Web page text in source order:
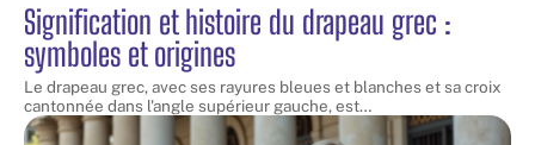
Signification et histoire du drapeau grec :
symboles et origines
Le drapeau grec, avec ses rayures bleues et blanches et sa croix
cantonnée dans l'angle supérieur gauche, est…